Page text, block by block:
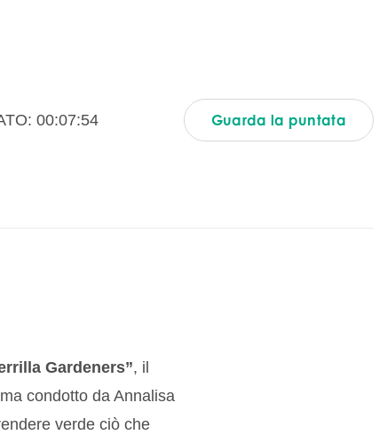
00:07:54
Guarda la puntata
Gardeners”, il
condotto da Annalisa
verde ciò che